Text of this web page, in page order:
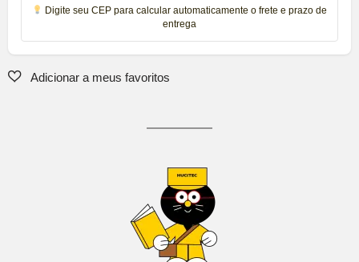
Digite seu CEP para calcular automaticamente o frete e prazo de
entrega